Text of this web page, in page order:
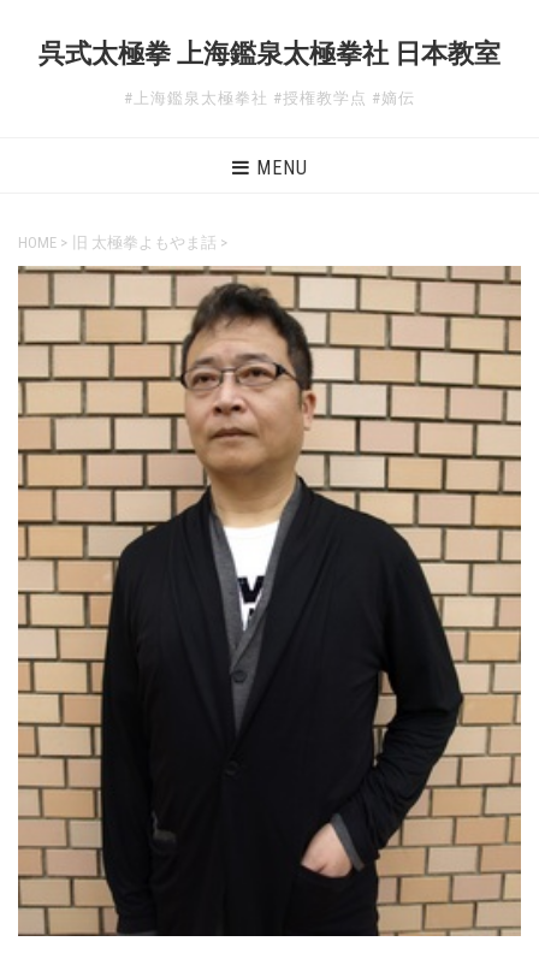
呉式太極拳 上海鑑泉太極拳社 日本教室
#上海鑑泉太極拳社 #授権教学点 #嫡伝
MENU
HOME > 旧 太極拳よもやま話 >